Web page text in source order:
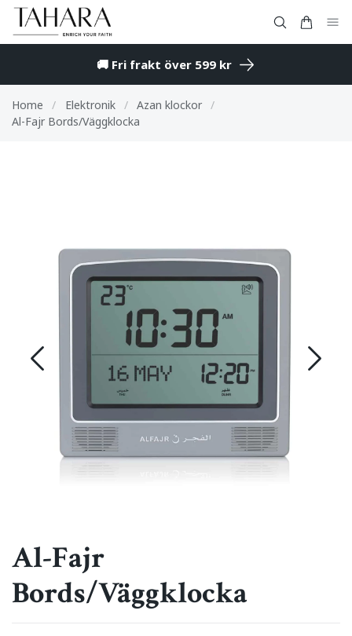
🚚 Fri frakt över 599 kr
Home / Elektronik / Azan klockor /
Al-Fajr Bords/Väggklocka
Al-Fajr
Bords/Väggklocka